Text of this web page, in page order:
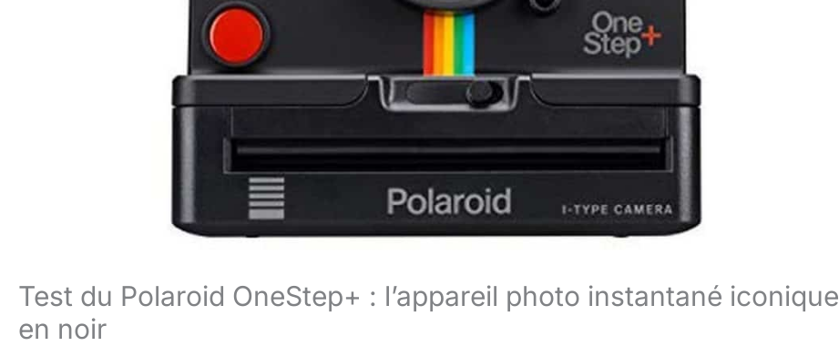
Test du Polaroid OneStep+ : l’appareil photo instantané iconique
en noir